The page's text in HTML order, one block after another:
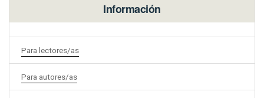
Información
Para lectores/as
Para autores/as